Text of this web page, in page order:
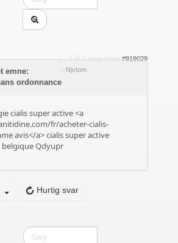
1 år 2 dage siden #919029
Njvtom
emne:
ordonnance
cialis super active <a
fr/acheter-cialis-
avis</a> cialis super active
Qdyupr
Hurtig svar